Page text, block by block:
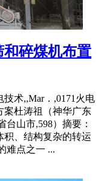
碎煤机布置
术,,Mar．,0171火电
案杜涛祖（神华广东
山市,598）摘要：
积、结构复杂的转运
难点之一 ...